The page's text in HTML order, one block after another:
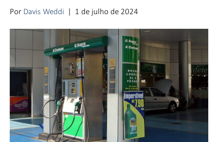
Por Davis Weddi | 1 de julho de 2024